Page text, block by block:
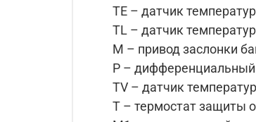
TE – датчик
TL – датчик
М – привод заслонки
P – дифференциальный
TV – датчик
T – термостат защиты